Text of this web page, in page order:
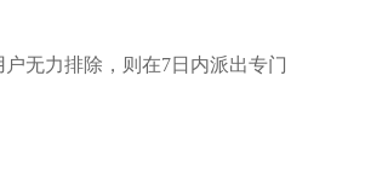
无力排除，则在7日内派出专门